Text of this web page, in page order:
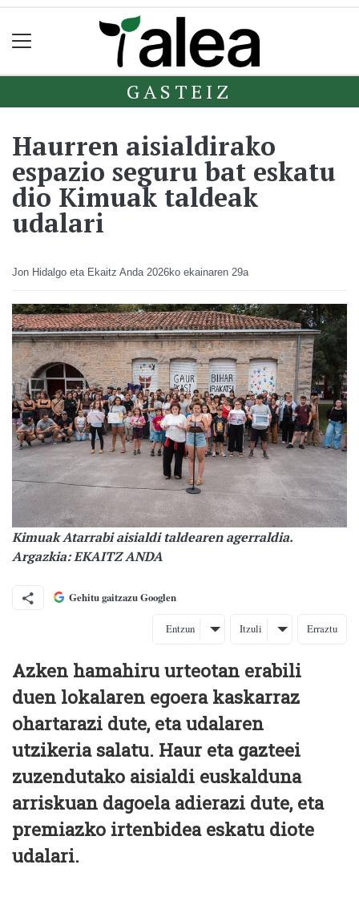
GASTEIZ
Haurren aisialdirako
espazio seguru bat eskatu
dio Kimuak taldeak
udalari
Jon Hidalgo eta Ekaitz Anda 2026ko ekainaren 29a
Kimuak Atarrabi aisialdi taldearen agerraldia.
Argazkia: EKAITZ ANDA
Gehitu gaitzazu Googlen
Entzun Itzuli Erraztu
Azken hamahiru urteotan erabili
duen lokalaren egoera kaskarraz
ohartarazi dute, eta udalaren
utzikeria salatu. Haur eta gazteei
zuzendutako aisialdi euskalduna
arriskuan dagoela adierazi dute, eta
premiazko irtenbidea eskatu diote
udalari.